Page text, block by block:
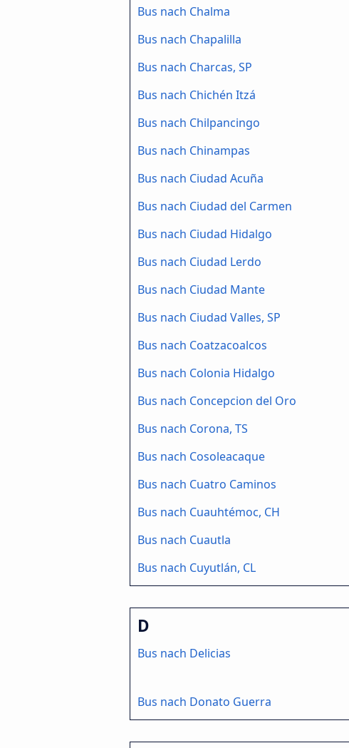
Bus nach Chalma
Bus nach Chapalilla
Bus nach Charcas, SP
Bus nach Chichén Itzá
Bus nach Chilpancingo
Bus nach Chinampas
Bus nach Ciudad Acuña
Bus nach Ciudad del Carmen
Bus nach Ciudad Hidalgo
Bus nach Ciudad Lerdo
Bus nach Ciudad Mante
Bus nach Ciudad Valles, SP
Bus nach Coatzacoalcos
Bus nach Colonia Hidalgo
Bus nach Concepcion del Oro
Bus nach Corona, TS
Bus nach Cosoleacaque
Bus nach Cuatro Caminos
Bus nach Cuauhtémoc, CH
Bus nach Cuautla
Bus nach Cuyutlán, CL
D
Bus nach Delicias
Bus nach Donato Guerra